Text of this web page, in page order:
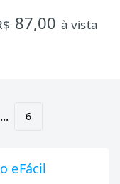
87,00 à vista
... 6
eFácil